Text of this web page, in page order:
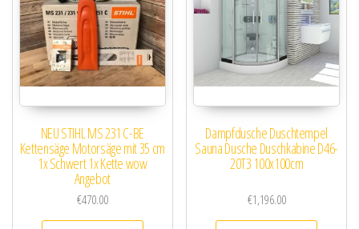
NEU STIHL MS 231 C-BE
Kettensäge Motorsäge mit 35 cm
1x Schwert 1x Kette wow
Angebot
€470.00
Dampfdusche Duschtempel
Sauna Dusche Duschkabine D46-
20T3 100x100cm
€1,196.00